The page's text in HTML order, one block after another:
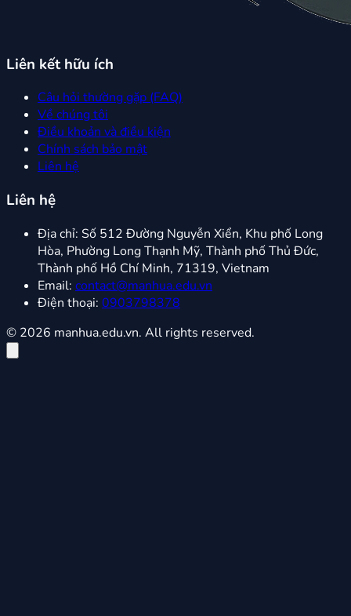
Liên kết hữu ích
Câu hỏi thường gặp (FAQ)
Về chúng tôi
Điều khoản và điều kiện
Chính sách bảo mật
Liên hệ
Liên hệ
Địa chỉ: Số 512 Đường Nguyễn Xiển, Khu phố Long
Hòa, Phường Long Thạnh Mỹ, Thành phố Thủ Đức,
Thành phố Hồ Chí Minh, 71319, Vietnam
Email: contact@manhua.edu.vn
Điện thoại: 0903798378
© 2026 manhua.edu.vn. All rights reserved.